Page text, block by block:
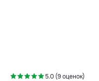
5.0 (9 оценок)